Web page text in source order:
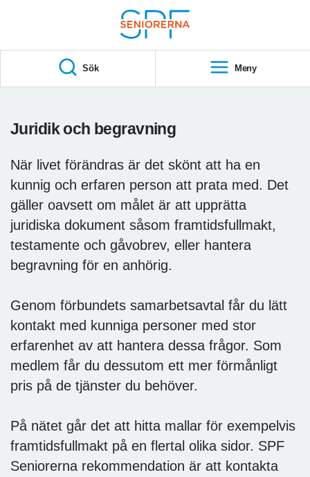
S
A
Sök Meny
Juridik och begravning
När livet förändras är det skönt att ha en
kunnig och erfaren person att prata med. Det
gäller oavsett om målet är att upprätta
juridiska dokument såsom framtidsfullmakt,
testamente och gåvobrev, eller hantera
begravning för en anhörig.
Genom förbundets samarbetsavtal får du lätt
kontakt med kunniga personer med stor
erfarenhet av att hantera dessa frågor. Som
medlem får du dessutom ett mer förmånligt
pris på de tjänster du behöver.
På nätet går det att hitta mallar för exempelvis
framtidsfullmakt på en flertal olika sidor. SPF
Seniorerna rekommendation är att kontakta